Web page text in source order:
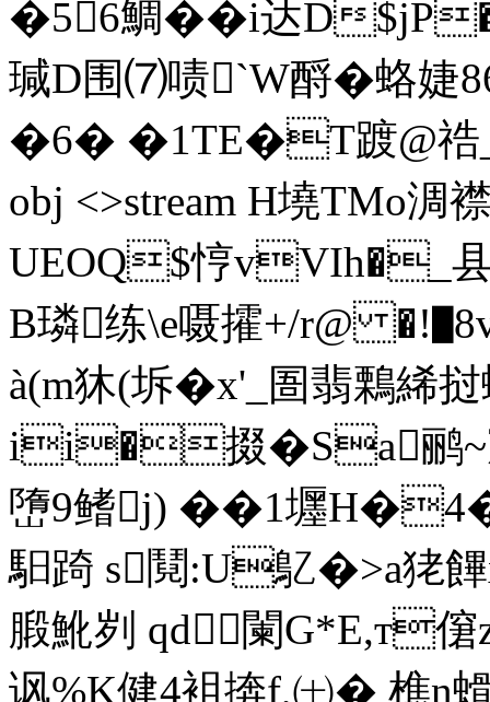
�56鯛��i达D
瑊D围⑺啧`W酹�蛒
�6� �1TE�T踱@祰
obj <>stream H墝TMo
UEOQ$悙vVIh�_
B璘练\e嗫攉+/r@
à(m狇(坼�x'_圄翡鷅絺
ii�掇�Sa鹂~
嶞9鳍j) ��1壥
馹踦 s鬩:U鳦�>a狫
腶魤刿 qd闌G*E,т僒
讽%K健4袓捹f,㈩� 樵